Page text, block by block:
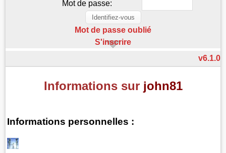
Mot de passe:
Mot de passe oublié
S'inscrire
v6.1.0
Informations sur john81
Informations personnelles :